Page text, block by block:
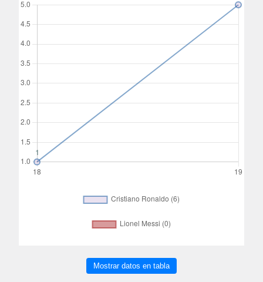
Mostrar datos en tabla